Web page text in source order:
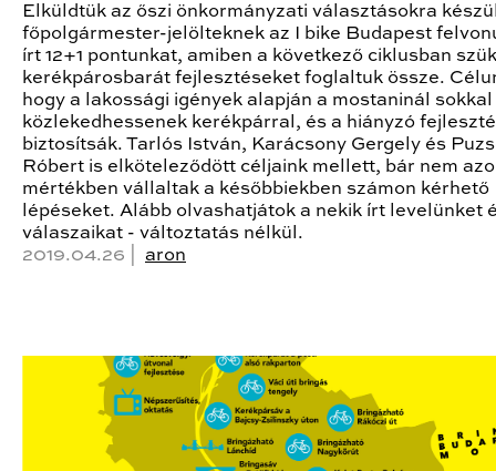
Elküldtük az őszi önkormányzati választásokra
főpolgármester-jelölteknek az I bike Budapest
írt 12+1 pontunkat, amiben a következő ciklusban
kerékpárosbarát fejlesztéseket foglaltuk össze.
hogy a lakossági igények alapján a mostaninál
közlekedhessenek kerékpárral, és a hiányzó
biztosítsák. Tarlós István, Karácsony Gergely és
Róbert is elköteleződött céljaink mellett, bár nem
mértékben vállaltak a későbbiekben számon kérhető
lépéseket. Alább olvashatjátok a nekik írt levelünket
válaszaikat - változtatás nélkül.
2019.04.26 | aron